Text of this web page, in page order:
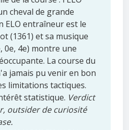
cheval de grande
ELO entraîneur est le
(1361) et sa musique
0e, 4e) montre une
La course du
jamais pu venir en bon
limitations tactiques.
statistique. Verdict
outsider de curiosité